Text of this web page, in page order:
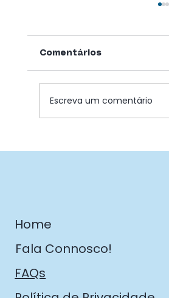
Comentários
Escreva um comentário
Home
Fala Connosco!
FAQs